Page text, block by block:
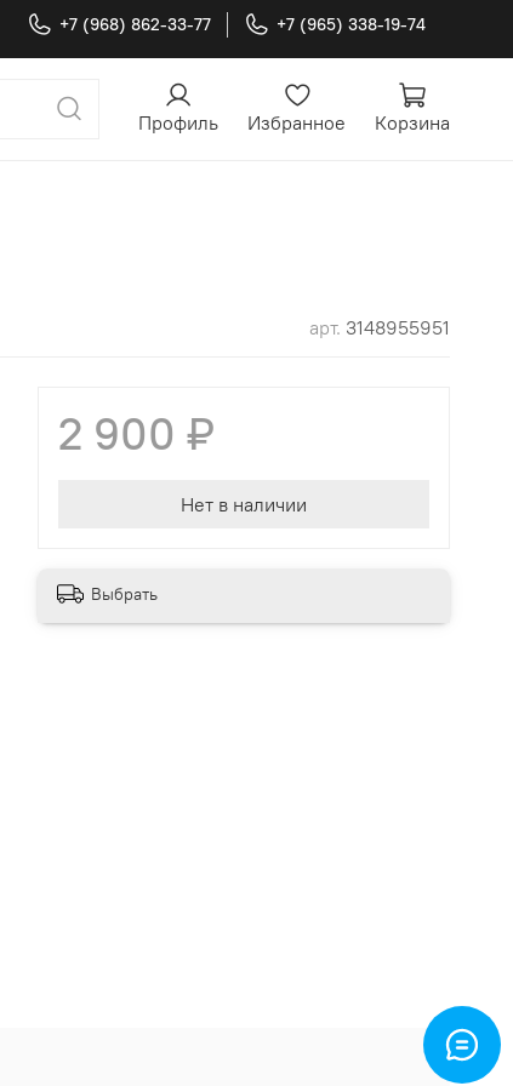
+7 (968) 862-33-77 +7 (965) 338-19-74
Профиль Избранное Корзина
арт. 3148955951
2 900 ₽
Нет в наличии
Выбрать